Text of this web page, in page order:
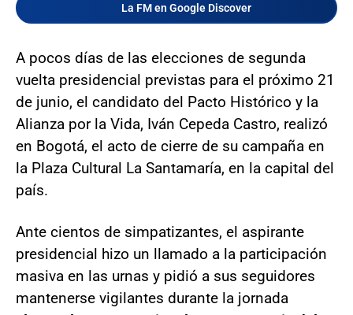
La FM en Google Discover
A pocos días de las elecciones de segunda
vuelta presidencial previstas para el próximo 21
de junio, el candidato del Pacto Histórico y la
Alianza por la Vida, Iván Cepeda Castro, realizó
en Bogotá, el acto de cierre de su campaña en
la Plaza Cultural La Santamaría, en la capital del
país.
Ante cientos de simpatizantes, el aspirante
presidencial hizo un llamado a la participación
masiva en las urnas y pidió a sus seguidores
mantenerse vigilantes durante la jornada